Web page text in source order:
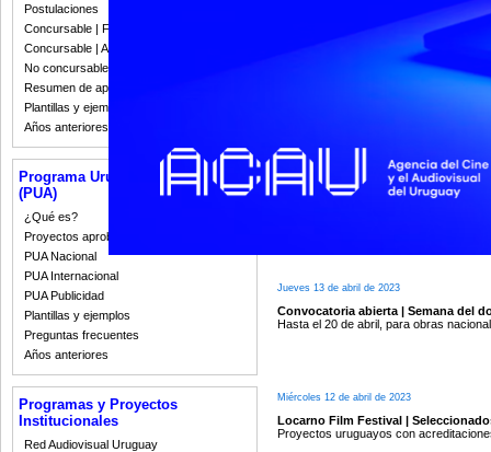
Postulaciones
Concursable | Fallos 2023
Concursable | Actas y Resoluciones
No concursable | Actas y Resoluciones
Resumen de apoyos 2008-2022
Plantillas y ejemplos
Años anteriores
Programa Uruguay Audiovisual
(PUA)
¿Qué es?
Proyectos aprobados
PUA Nacional
PUA Internacional
PUA Publicidad
Plantillas y ejemplos
Preguntas frecuentes
Años anteriores
Programas y Proyectos
Institucionales
Red Audiovisual Uruguay
Cine uruguayo de género en el BIFFF
Martes 18 de abril de 2023
Jueves 13 de abril de 2023
Convocatoria abierta | Semana del
Hasta el 20 de abril, para obras
Miércoles 12 de abril de 2023
Locarno Film Festival |
Proyectos uruguayos con